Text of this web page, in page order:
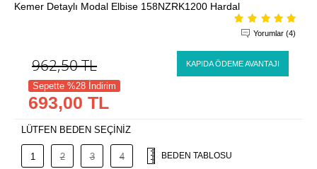
Kemer Detaylı Modal Elbise 158NZRK1200 Hardal
Yorumlar (4)
962,50TL KAPIDA ÖDEME AVANTAJI
Sepette %28 İndirim
693,00 TL
LÜTFEN BEDEN SEÇİNİZ
1 2 3 4 BEDEN TABLOSU